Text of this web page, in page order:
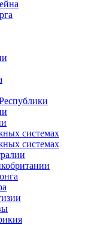
системах
системах